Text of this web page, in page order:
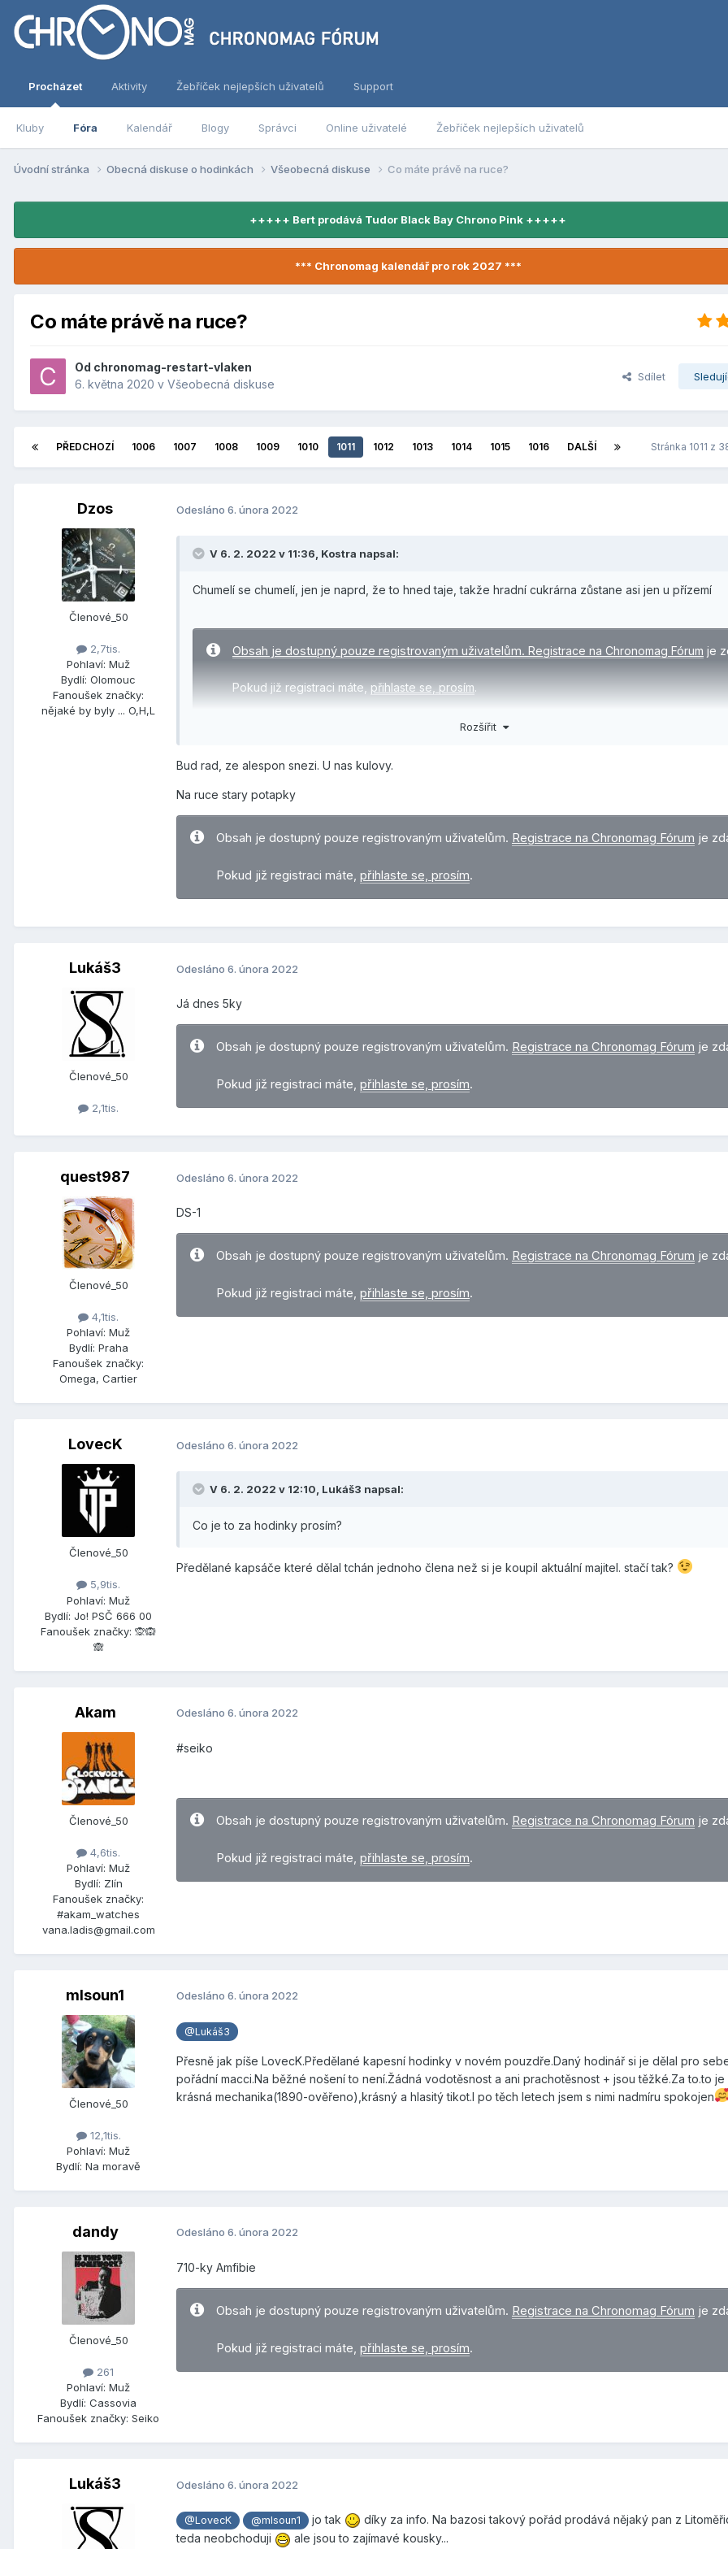
Procházet
Kluby Fóra Kalendář Blogy Správci Online uživatelé Žebříček nejlepších uživatelů
Aktivity Žebříček nejlepších uživatelů Support
Úvodní stránka Obecná diskuse o hodinkách Všeobecná diskuse Co máte právě na ruce?
+++++ Bert prodává Tudor Black Bay Chrono Pink +++++
*** Chronomag kalendář pro rok 2027 ***
Co máte právě na ruce?
Od chronomag-restart-vlaken
6. května 2020 v Všeobecná diskuse
Sdílet
PŘEDCHOZÍ 1006 1007 1008 1009 1010 1011 1012 1013 1014 1015 1016 DALŠÍ Stránka 1011 z
Dzos
Členové_50
2,7tis.
Pohlaví: Muž
Bydlí: Olomouc
Fanoušek značky:
nějaké by byly ... O,H,L
Odesláno 6. února 2022
V 6. 2. 2022 v 11:36, Kostra napsal:
Chumelí se chumelí, jen je naprd, že to hned taje, takže hradní cukrárna zůstane asi jen u přízemí
Obsah je dostupný pouze registrovaným uživatelům. Registrace na Chronomag Fórum je
Pokud již registraci máte, přihlaste se, prosím.
Rozšířit
Bud rad, ze alespon snezi. U nas kulovy.
Na ruce stary potapky
Obsah je dostupný pouze registrovaným uživatelům. Registrace na Chronomag Fórum je
Pokud již registraci máte, přihlaste se, prosím.
Lukáš3
Členové_50
2,1tis.
Odesláno 6. února 2022
Já dnes 5ky
Obsah je dostupný pouze registrovaným uživatelům. Registrace na Chronomag Fórum je
Pokud již registraci máte, přihlaste se, prosím.
quest987
Členové_50
4,1tis.
Pohlaví: Muž
Bydlí: Praha
Fanoušek značky:
Omega, Cartier
Odesláno 6. února 2022
DS-1
Obsah je dostupný pouze registrovaným uživatelům. Registrace na Chronomag Fórum je
Pokud již registraci máte, přihlaste se, prosím.
LovecK
Členové_50
5,9tis.
Pohlaví: Muž
Bydlí: Jo! PSČ 666 00
Fanoušek značky: 🙊🙉
🙈
Odesláno 6. února 2022
V 6. 2. 2022 v 12:10, Lukáš3 napsal:
Co je to za hodinky prosím?
Předělané kapsáče které dělal tchán jednoho člena než si je koupil aktuální majitel. stačí tak?
Akam
Členové_50
4,6tis.
Pohlaví: Muž
Bydlí: Zlín
Fanoušek značky:
#akam_watches
vana.ladis@gmail.com
Odesláno 6. února 2022
#seiko
Obsah je dostupný pouze registrovaným uživatelům. Registrace na Chronomag Fórum je
Pokud již registraci máte, přihlaste se, prosím.
mlsoun1
Členové_50
12,1tis.
Pohlaví: Muž
Bydlí: Na moravě
Odesláno 6. února 2022
@Lukáš3
Přesně jak píše LovecK.Předělané kapesní hodinky v novém pouzdře.Daný hodinář si je dělal pro
pořádní macci.Na běžné nošení to není.Žádná vodotěsnost a ani prachotěsnost + jsou těžké.Za to.to je
krásná mechanika(1890-ověřeno),krásný a hlasitý tikot.I po těch letech jsem s nimi nadmíru spokojen
dandy
Členové_50
261
Pohlaví: Muž
Bydlí: Cassovia
Fanoušek značky: Seiko
Odesláno 6. února 2022
710-ky Amfibie
Obsah je dostupný pouze registrovaným uživatelům. Registrace na Chronomag Fórum je
Pokud již registraci máte, přihlaste se, prosím.
Lukáš3 Odesláno 6. února 2022
@LovecK @mlsoun1 jo tak
díky za info. Na bazosi takový pořád prodává nějaký pan z
teda neobchoduji
ale jsou to zajímavé kousky...